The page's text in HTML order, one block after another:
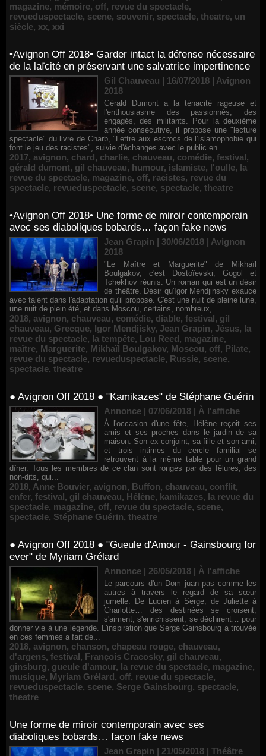
magazine, mémoire, off, revue du spectacle,
revueduspectacle, scene, souvenir, spectacle, theatre, un
siècle, xx, xxi
•Avignon Off 2018• Garder intact la défense nécessaire
de la laïcité en préservant une salvatrice impertinence
Gil Chauveau | 16/07/2018 | Avignon
2018
Gérald Dumont a la ténacité rageuse et
l'enthousiasme des passionnés, des
engagés, des militants. Pour la deuxième
année consécutive, il propose une "lecture
spectacle" du livre de Charb, "Lettre aux escrocs de l’islamophobie qui
font le jeu des racistes", suivie d'échanges avec le public en...
2017, avignon, chard, charlie, chauveau, comédie, festival,
gérald dumont, gil chauveau, humour, islamiste, l'oulle, la
revue du spectacle, magazine, off, racistes, revue du
spectacle, revueduspectacle, scene, spectacle, theatre
•Avignon Off 2018• Une forme de miroir contemporain
avec ses diaboliques bobards… façon fake news
Jean Grapin | 30/06/2018 | Avignon
2018
"Le Maître et Marguerite" de Mikhaïl
Boulgakov, c'est Dostoïevski, Gogol et
Tchekhov réunis. Un roman qui est un désir
de théâtre. Désir qu'Igor Mendjinsky exauce
avec talent dans l'adaptation qu'il propose. C'est une nuit de pleine lune,
une nuit de plein été, et dans Moscou, certains, nombreux,...
2018, avignon, chauveau, comédie, diable, festival, gil
chauveau, Grecque, Igor Mendjisky, Jean Grapin, Jésus, la
revue du spectacle, la tempête, Lou Reed, magazine,
maître, Marguerite, Mikhaïl Boulgakov, Moscou, off, Pilate,
revue du spectacle, revueduspectacle, Russie, scene,
spectacle, theatre
● Avignon Off 2018 ● "Kamikazes" de Stéphane Guérin
Annonce | 07/06/2018 | À l'affiche
À l'occasion d'une fête, Hélène reçoit ses
amis et ses proches dans le jardin de sa
maison. Son ex-conjoint, sa fille et son ami,
et trois intimes du cercle familial se
retrouvent à la même table pour un grand
dîner. Tous les membres de ce clan sont rongés par des fêlures, des
non-dits, qui...
2018, Anne Bouvier, avignon, Buffon, chauveau, conflit,
enfer, festival, gil chauveau, Hélène, kamikazes, la revue du
spectacle, magazine, off, revue du spectacle, scene,
spectacle, Stéphane Guérin, theatre
● Avignon Off 2018 ● "Gueule d'Amour - Gainsbourg for
ever" de Myriam Grélard
Annonce | 26/05/2018 | À l'affiche
Le parcours d'un Dom juan pas comme les
autres à travers le regard de sa sœur
jumelle. De Lucien à Serge, de Juliette à
Charlotte… des destinées se croisent,
s'aiment, s'enrichissent, se déchirent… pour
donner vie à une légende. L'inspiration que Serge Gainsbourg a trouvée
en ces femmes a fait de...
2018, avignon, chanson, chapeau rouge, chauveau,
d'argens, festival, François Cracosky, gil chauveau,
ginsburg, gueule d'amour, la revue du spectacle, magazine,
musique, Myriam Grélard, off, revue du spectacle,
revueduspectacle, scene, Serge Gainsbourg, spectacle,
theatre
Une forme de miroir contemporain avec ses
diaboliques bobards… façon fake news
Jean Grapin | 21/05/2018 | Théâtre